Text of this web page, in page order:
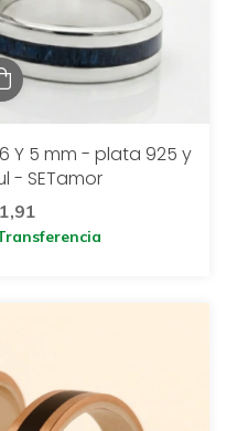
Y 5 mm - plata 925 y
- SETamor